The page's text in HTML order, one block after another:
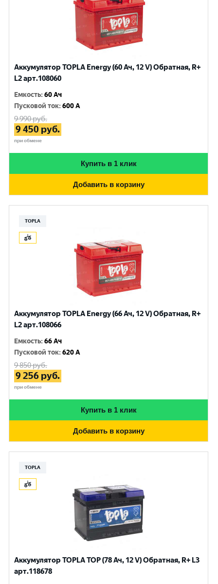
Аккумулятор TOPLA Energy (60 Ач, 12 V) Обратная, R+
L2 арт.108060
Емкость:60 Ач
Пусковой ток:600 A
9 990руб.
9 450 руб.
при обмене
Купить в 1 клик
Добавить в корзину
TOPLA
Аккумулятор TOPLA Energy (66 Ач, 12 V) Обратная, R+
L2 арт.108066
Емкость:66 Ач
Пусковой ток:620 A
9 850руб.
9 256 руб.
при обмене
Купить в 1 клик
Добавить в корзину
TOPLA
Аккумулятор TOPLA TOP (78 Ач, 12 V) Обратная, R+ L3
арт.118678